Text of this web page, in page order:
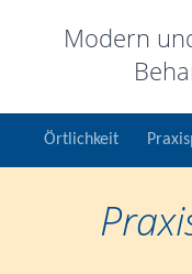
Modern
Örtlichkeit